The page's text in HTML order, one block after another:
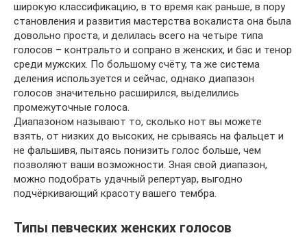
широкую классификацию, в то время как раньше, в пору
становления и развития мастерства вокалиста она была
довольно проста, и делилась всего на четыре типа
голосов – контральто и сопрано в женских, и бас и тенор
среди мужских. По большому счёту, та же система
деления используется и сейчас, однако диапазон
голосов значительно расширился, выделились
промежуточные голоса.
Диапазоном называют то, сколько нот вы можете
взять, от низких до высоких, не срываясь на фальцет и
не фальшивя, пытаясь понизить голос больше, чем
позволяют ваши возможности. Зная свой диапазон,
можно подобрать удачный репертуар, выгодно
подчёркивающий красоту вашего тембра.
Типы певческих женских голосов